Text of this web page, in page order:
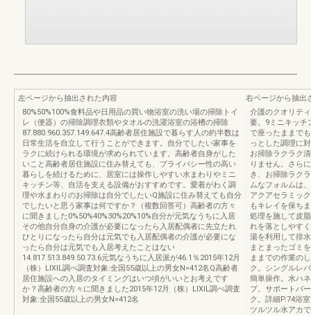
左ページから抽出された内容
80%50%100%食料品や日用品の買い物浴室の洗い場の掃除トイ
レ（便器）の掃除調理衣類やタオルの洗濯浴室の浴槽の掃除
87.880.960.357.149.647.4高齢者居住施設で暮らす人の約半数は
日常生活を自立して行うことができます。自分でしたい家事を
ラクに続けられる環境が求められています。高齢者自身がした
いこと高齢者居住施設に住み替えても、プライバシー性の高い
暮らしを続けるために、居室には操作しやすい水まわりやミニ
キッチン等、自活を支える設備がおすすめです。愛着がわく調
理や水まわりのお掃除は自分でしたいQ施設に住み替えても自分
でしたいと思う家事は何ですか？（複数回答可）高齢者の方々
に聞きました0%50%40%30%20%10%自分が元気なうちに入居
その他自分自身の介護が必要になったら入居配偶者に先立たれ
ひとりになったら自分は元気でも入居配偶者の介護が必要にな
ったら自分は元気でも入居考えたことはない
14.817.513.849.50.73.6元気なうちに入居派が46.1％2015年12月
（株）LIXIL調べ調査対象:全国55歳以上の男女N=412名Q高齢者
居住施設への入居のタイミングはいつ頃がいいとお考えです
か？高齢者の方々に聞きました2015年12月（株）LIXIL調べ調査
対象:全国55歳以上の男女N=412名
右ページから抽出
介護のクオリテ
要。9ミニキッチ
で座ったままで
っとした調理に
お掃除ラクラク
りません。さら
き、お掃除ラク
ムなフォルムは
アクアセラミッ
もキレイを保ち
処理を施して皮
れを落としやす
湯を利用して排
まとまったゴミ
ままでの作業の
ク。シングルレ
簡単操作。水ハ
プ。サポートバ
ク。詳細P.74浴
ツルツル水アカ